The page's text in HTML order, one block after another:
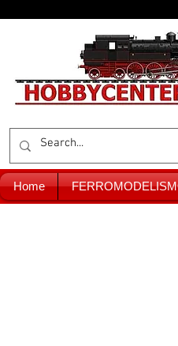
Home